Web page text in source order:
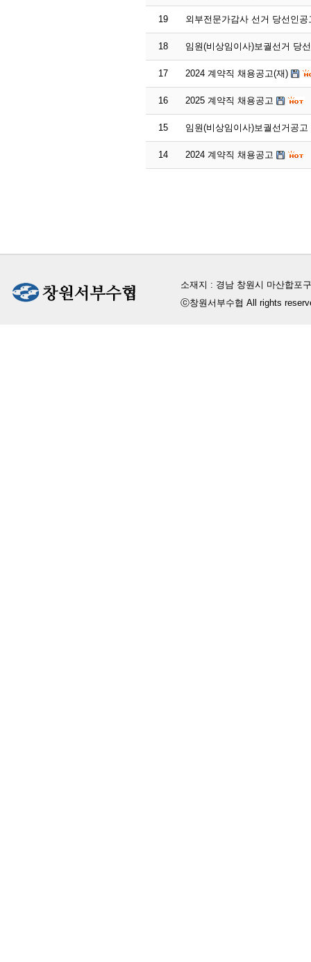
19 외부전문가감사 선거 당선인공
18 임원(비상임이사)보궐선거 당
17 2024 계약직 채용공고(재)
16 2025 계약직 채용공고
15 임원(비상임이사)보궐선거공고
14 2024 계약직 채용공고
소재지 : 경남 창원시 마산합포
ⓒ창원서부수협 All rights